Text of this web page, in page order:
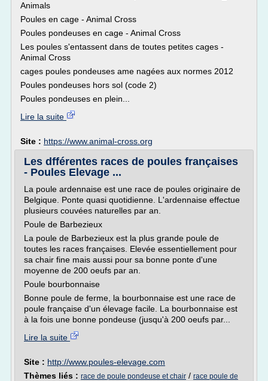
Animals
Poules en cage - Animal Cross
Poules pondeuses en cage - Animal Cross
Les poules s'entassent dans de toutes petites cages -
Animal Cross
cages poules pondeuses ame nagées aux normes 2012
Poules pondeuses hors sol (code 2)
Poules pondeuses en plein...
Lire la suite
Site : https://www.animal-cross.org
Les dfférentes races de poules françaises
- Poules Elevage ...
La poule ardennaise est une race de poules originaire de
Belgique. Ponte quasi quotidienne. L'ardennaise effectue
plusieurs couvées naturelles par an.
Poule de Barbezieux
La poule de Barbezieux est la plus grande poule de
toutes les races françaises. Elevée essentiellement pour
sa chair fine mais aussi pour sa bonne ponte d'une
moyenne de 200 oeufs par an.
Poule bourbonnaise
Bonne poule de ferme, la bourbonnaise est une race de
poule française d'un élevage facile. La bourbonnaise est
à la fois une bonne pondeuse (jusqu'à 200 oeufs par...
Lire la suite
Site : http://www.poules-elevage.com
Thèmes liés : race de poule pondeuse et chair / race poule de